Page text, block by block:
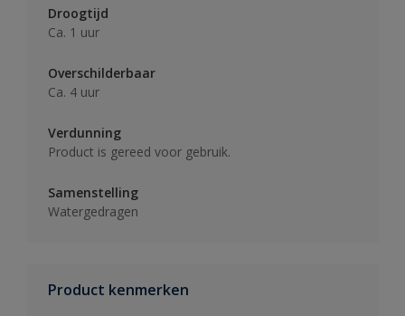
Droogtijd
Ca. 1 uur
Overschilderbaar
Ca. 4 uur
Verdunning
Product is gereed voor gebruik.
Samenstelling
Watergedragen
Product kenmerken